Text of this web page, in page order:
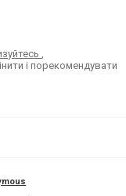
,
і порекомендувати